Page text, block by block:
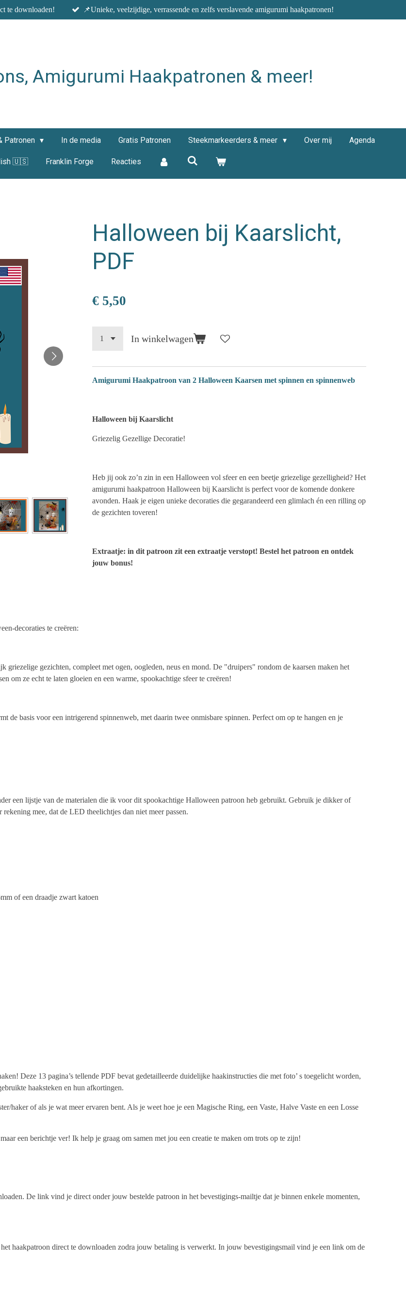
te downloaden! 📌Unieke, veelzijdige, verrassende en zelfs verslavende amigurumi haakpatronen!
Amigurumi Haakpatronen & meer!
Patronen In de media Gratis Patronen Steekmarkeerders & meer Over mij Agenda
🇺🇸 Franklin Forge Reacties
Halloween bij Kaarslicht,
PDF
€ 5,50
In winkelwagen
Amigurumi Haakpatroon van 2 Halloween Kaarsen met spinnen en spinnenweb
Halloween bij Kaarslicht
Griezelig Gezellige Decoratie!
Heb jij ook zo’n zin in een Halloween vol sfeer en een beetje griezelige gezelligheid? Het
amigurumi haakpatroon Halloween bij Kaarslicht is perfect voor de komende donkere
avonden. Haak je eigen unieke decoraties die gegarandeerd een glimlach én een rilling op
de gezichten toveren!
Extraatje: in dit patroon zit een extraatje verstopt! Bestel het patroon en ontdek
jouw bonus!
decoraties te creëren:
griezelige gezichten, compleet met ogen, oogleden, neus en mond. De "druipers" rondom de kaarsen maken het
om ze echt te laten gloeien en een warme, spookachtige sfeer te creëren!
de basis voor een intrigerend spinnenweb, met daarin twee onmisbare spinnen. Perfect om op te hangen en je
een lijstje van de materialen die ik voor dit spookachtige Halloween patroon heb gebruikt. Gebruik je dikker of
mee, dat de LED theelichtjes dan niet meer passen.
of een draadje zwart katoen
Deze 13 pagina’s tellende PDF bevat gedetailleerde duidelijke haakinstructies die met foto’ s toegelicht worden,
haaksteken en hun afkortingen.
haker of als je wat meer ervaren bent. Als je weet hoe je een Magische Ring, een Vaste, Halve Vaste en een Losse
een berichtje ver! Ik help je graag om samen met jou een creatie te maken om trots op te zijn!
De link vind je direct onder jouw bestelde patroon in het bevestigings-mailtje dat je binnen enkele momenten,
haakpatroon direct te downloaden zodra jouw betaling is verwerkt. In jouw bevestigingsmail vind je een link om de